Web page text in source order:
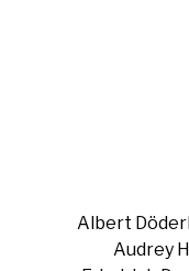
Albert
Audrey